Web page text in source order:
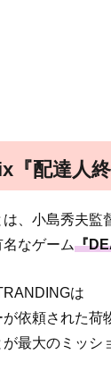
『配達人
、小島秀夫監
なゲーム『
は
が依頼された荷
が最大のミッシ